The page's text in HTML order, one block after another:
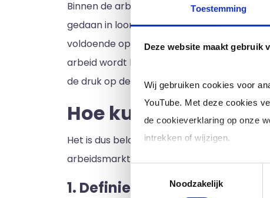
Toestemming
Deze website maakt gebruik
Wij gebruiken cookies voor
YouTube. Met deze cookies
de cookieverklaring op onze
intrekken of wijzigen.
Noodzakelijk
Binnen de arbeidsmarkt zorgt dit ervoor
gedaan in loondienst, zoals horecabanen,
voldoende opdrachten binnen te halen,
arbeid wordt hierbij vaak onder de loep
de druk op de prijs voor arbeid tegen te
Hoe kun je je als
Het is dus belangrijk dat je je als
arbeidsmarkt te bemachtigen. Door middel
1. Definieer een duidelijke